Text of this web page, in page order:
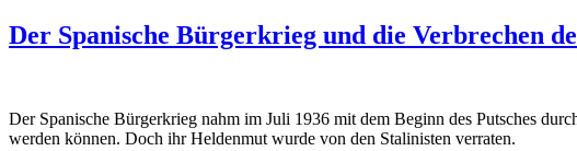
Der Spanische Bürgerkrieg und die Verbrechen
Der Spanische Bürgerkrieg nahm im Juli 1936 mit dem Beginn des Putsches
werden können. Doch ihr Heldenmut wurde von den Stalinisten verraten.